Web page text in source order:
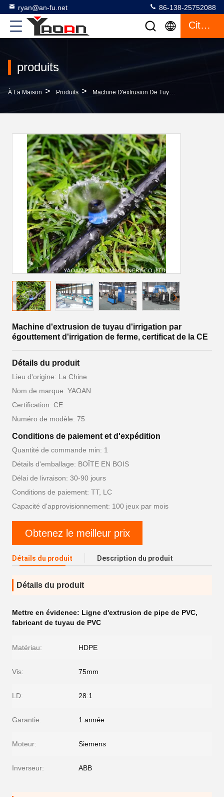
ryan@an-fu.net 86-138-25752088
Citation
produits
À La Maison > Produits > Machine D'extrusion De Tuyaux En Plastique
Machine d'extrusion de tuyau d'irrigation par
égouttement d'irrigation de ferme, certificat de la CE
Détails du produit
Lieu d'origine: La Chine
Nom de marque: YAOAN
Certification: CE
Numéro de modèle: 75
Conditions de paiement et d'expédition
Quantité de commande min: 1
Détails d'emballage: BOÎTE EN BOIS
Délai de livraison: 30-90 jours
Conditions de paiement: TT, LC
Capacité d'approvisionnement: 100 jeux par mois
Obtenez le meilleur prix
Détails du produit Description du produit
Détails du produit
Mettre en évidence: Ligne d'extrusion de pipe de PVC,
fabricant de tuyau de PVC
Matériau: HDPE
Vis: 75mm
LD: 28:1
Garantie: 1 année
Moteur: Siemens
Inverseur: ABB